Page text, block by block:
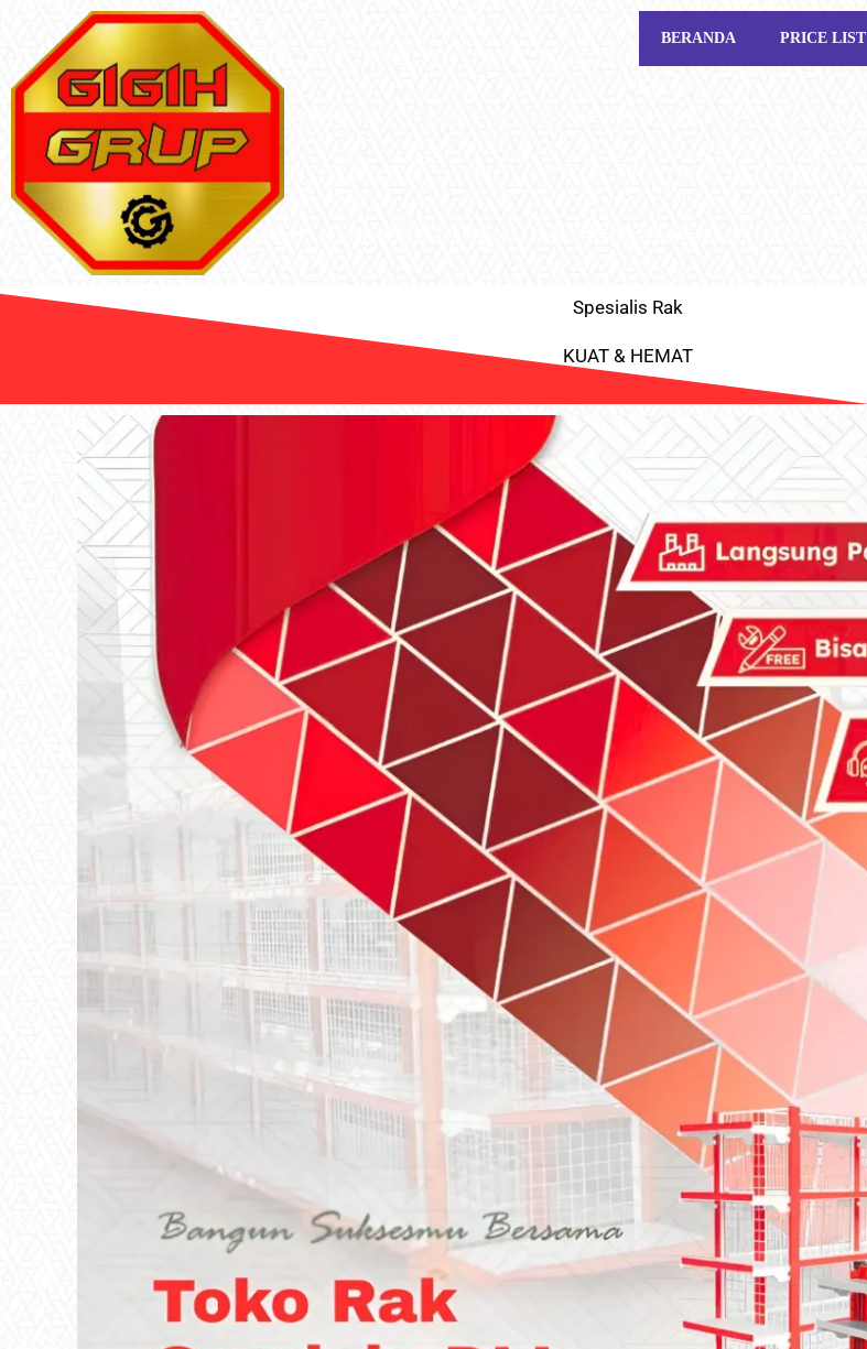
BERANDA PRICE LIST
Spesialis Rak
KUAT & HEMAT